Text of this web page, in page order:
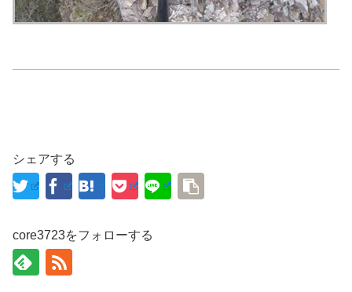
シェアする
core3723をフォローする